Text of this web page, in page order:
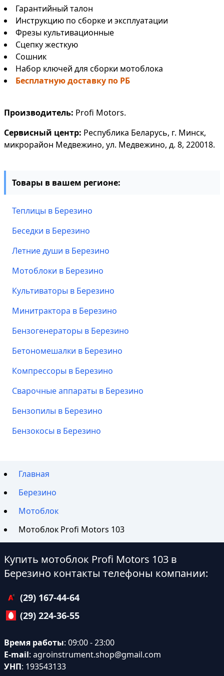
Гарантийный талон
Инструкцию по сборке и эксплуатации
Фрезы культивационные
Сцепку жесткую
Сошник
Набор ключей для сборки мотоблока
Бесплатную доставку по РБ
Производитель: Profi Motors.
Сервисный центр: Республика Беларусь, г. Минск,
микрорайон Медвежино, ул. Медвежино, д. 8, 220018.
Товары в вашем регионе:
Теплицы в Березино
Беседки в Березино
Летние души в Березино
Мотоблоки в Березино
Культиваторы в Березино
Минитрактора в Березино
Бензогенераторы в Березино
Бетономешалки в Березино
Компрессоры в Березино
Сварочные аппараты в Березино
Бензопилы в Березино
Бензокосы в Березино
Главная
Березино
Мотоблок
Мотоблок Profi Motors 103
Купить мотоблок Profi Motors 103 в
Березино контакты телефоны компании:
(29) 167-44-64
(29) 224-36-55
Время работы: 09:00 - 23:00
E-mail: agroinstrument.shop@gmail.com
УНП: 193543133